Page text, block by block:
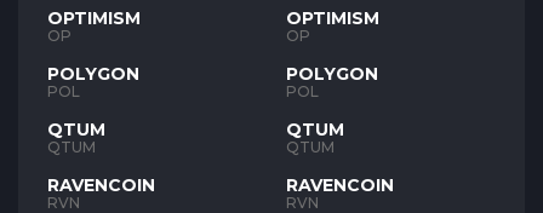
OPTIMISM
OP
POLYGON
POL
QTUM
QTUM
RAVENCOIN
RVN
OPTIMISM
OP
POLYGON
POL
QTUM
QTUM
RAVENCOIN
RVN